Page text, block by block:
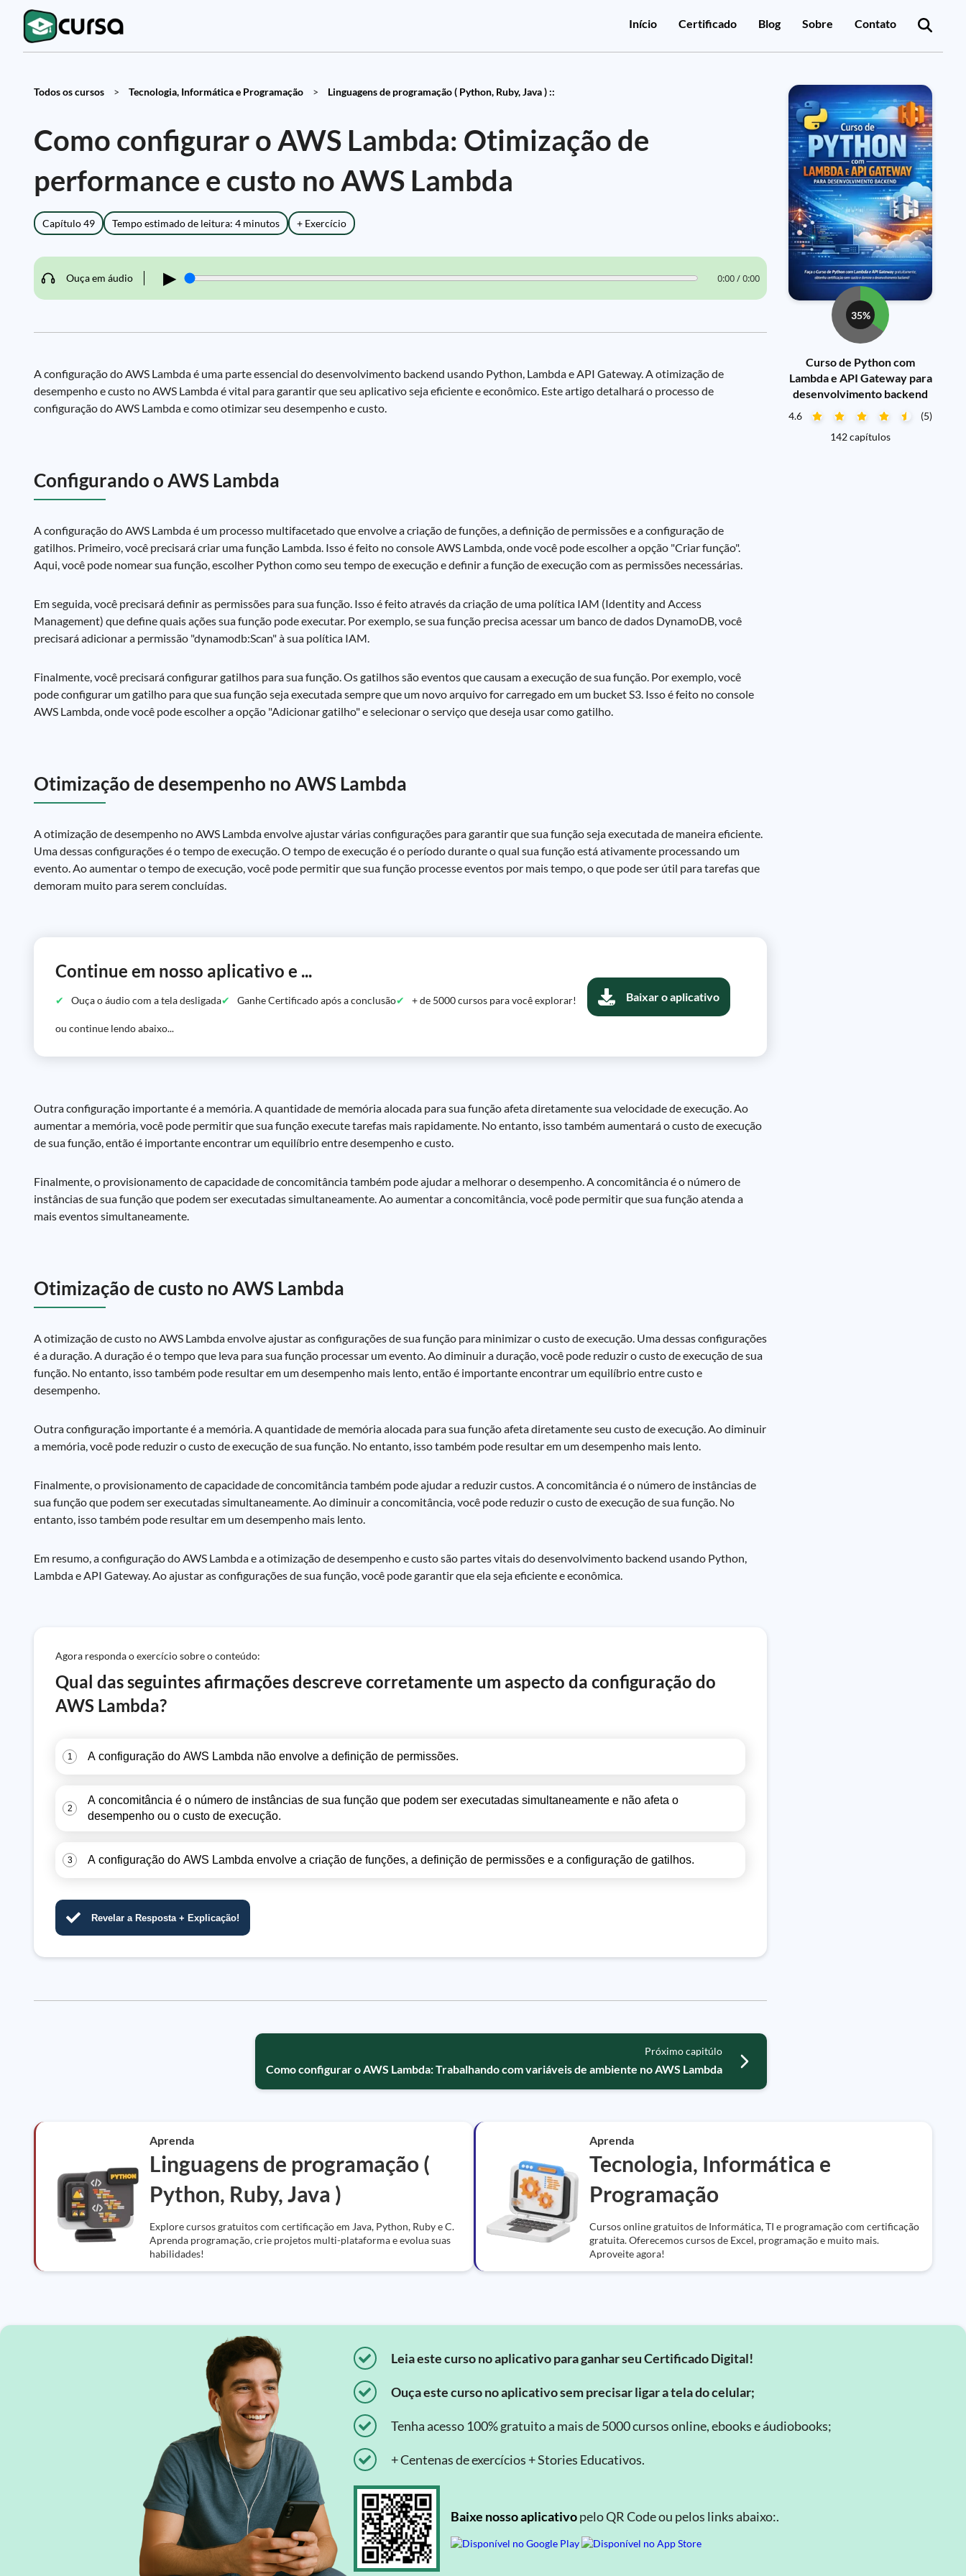
Início Certificado Blog Sobre Contato
Todos os cursos > Tecnologia, Informática e Programação > Linguagens de programação ( Python, Ruby, Java ) ::
Como configurar o AWS Lambda: Otimização de
performance e custo no AWS Lambda
Capítulo 49 Tempo estimado de leitura: 4 minutos + Exercício
Ouça em áudio ▶ 0:00 / 0:00
A configuração do AWS Lambda é uma parte essencial do desenvolvimento backend usando Python, Lambda e API Gateway. A otimização de
desempenho e custo no AWS Lambda é vital para garantir que seu aplicativo seja eficiente e econômico. Este artigo detalhará o processo de
configuração do AWS Lambda e como otimizar seu desempenho e custo.
Configurando o AWS Lambda
A configuração do AWS Lambda é um processo multifacetado que envolve a criação de funções, a definição de permissões e a configuração de
gatilhos. Primeiro, você precisará criar uma função Lambda. Isso é feito no console AWS Lambda, onde você pode escolher a opção "Criar função".
Aqui, você pode nomear sua função, escolher Python como seu tempo de execução e definir a função de execução com as permissões necessárias.
Em seguida, você precisará definir as permissões para sua função. Isso é feito através da criação de uma política IAM (Identity and Access
Management) que define quais ações sua função pode executar. Por exemplo, se sua função precisa acessar um banco de dados DynamoDB, você
precisará adicionar a permissão "dynamodb:Scan" à sua política IAM.
Finalmente, você precisará configurar gatilhos para sua função. Os gatilhos são eventos que causam a execução de sua função. Por exemplo, você
pode configurar um gatilho para que sua função seja executada sempre que um novo arquivo for carregado em um bucket S3. Isso é feito no console
AWS Lambda, onde você pode escolher a opção "Adicionar gatilho" e selecionar o serviço que deseja usar como gatilho.
Otimização de desempenho no AWS Lambda
A otimização de desempenho no AWS Lambda envolve ajustar várias configurações para garantir que sua função seja executada de maneira eficiente.
Uma dessas configurações é o tempo de execução. O tempo de execução é o período durante o qual sua função está ativamente processando um
evento. Ao aumentar o tempo de execução, você pode permitir que sua função processe eventos por mais tempo, o que pode ser útil para tarefas que
demoram muito para serem concluídas.
Continue em nosso aplicativo e ...
Ouça o áudio com a tela desligada Ganhe Certificado após a conclusão + de 5000 cursos para você explorar!
ou continue lendo abaixo...
Baixar o aplicativo
Outra configuração importante é a memória. A quantidade de memória alocada para sua função afeta diretamente sua velocidade de execução. Ao
aumentar a memória, você pode permitir que sua função execute tarefas mais rapidamente. No entanto, isso também aumentará o custo de execução
de sua função, então é importante encontrar um equilíbrio entre desempenho e custo.
Finalmente, o provisionamento de capacidade de concomitância também pode ajudar a melhorar o desempenho. A concomitância é o número de
instâncias de sua função que podem ser executadas simultaneamente. Ao aumentar a concomitância, você pode permitir que sua função atenda a
mais eventos simultaneamente.
Otimização de custo no AWS Lambda
A otimização de custo no AWS Lambda envolve ajustar as configurações de sua função para minimizar o custo de execução. Uma dessas configurações
é a duração. A duração é o tempo que leva para sua função processar um evento. Ao diminuir a duração, você pode reduzir o custo de execução de sua
função. No entanto, isso também pode resultar em um desempenho mais lento, então é importante encontrar um equilíbrio entre custo e
desempenho.
Outra configuração importante é a memória. A quantidade de memória alocada para sua função afeta diretamente seu custo de execução. Ao diminuir
a memória, você pode reduzir o custo de execução de sua função. No entanto, isso também pode resultar em um desempenho mais lento.
Finalmente, o provisionamento de capacidade de concomitância também pode ajudar a reduzir custos. A concomitância é o número de instâncias de
sua função que podem ser executadas simultaneamente. Ao diminuir a concomitância, você pode reduzir o custo de execução de sua função. No
entanto, isso também pode resultar em um desempenho mais lento.
Em resumo, a configuração do AWS Lambda e a otimização de desempenho e custo são partes vitais do desenvolvimento backend usando Python,
Lambda e API Gateway. Ao ajustar as configurações de sua função, você pode garantir que ela seja eficiente e econômica.
Agora responda o exercício sobre o conteúdo:
Qual das seguintes afirmações descreve corretamente um aspecto da configuração do
AWS Lambda?
1 A configuração do AWS Lambda não envolve a definição de permissões.
2
A concomitância é o número de instâncias de sua função que podem ser executadas simultaneamente e não afeta o
desempenho ou o custo de execução.
3 A configuração do AWS Lambda envolve a criação de funções, a definição de permissões e a configuração de gatilhos.
Revelar a Resposta + Explicação!
Próximo capitúlo
Como configurar o AWS Lambda: Trabalhando com variáveis de ambiente no AWS Lambda
35%
Curso de Python com
Lambda e API Gateway para
desenvolvimento backend
4.6
(5)
142 capítulos
Aprenda
Linguagens de programação (
Python, Ruby, Java )
Explore cursos gratuitos com certificação em Java, Python, Ruby e C.
Aprenda programação, crie projetos multi-plataforma e evolua suas
habilidades!
Aprenda
Tecnologia, Informática e
Programação
Cursos online gratuitos de Informática, TI e programação com certificação
gratuita. Oferecemos cursos de Excel, programação e muito mais.
Aproveite agora!
Leia este curso no aplicativo para ganhar seu Certificado Digital!
Ouça este curso no aplicativo sem precisar ligar a tela do celular;
Tenha acesso 100% gratuito a mais de 5000 cursos online, ebooks e áudiobooks;
+ Centenas de exercícios + Stories Educativos.
Baixe nosso aplicativopelo QR Code ou pelos links abaixo:.